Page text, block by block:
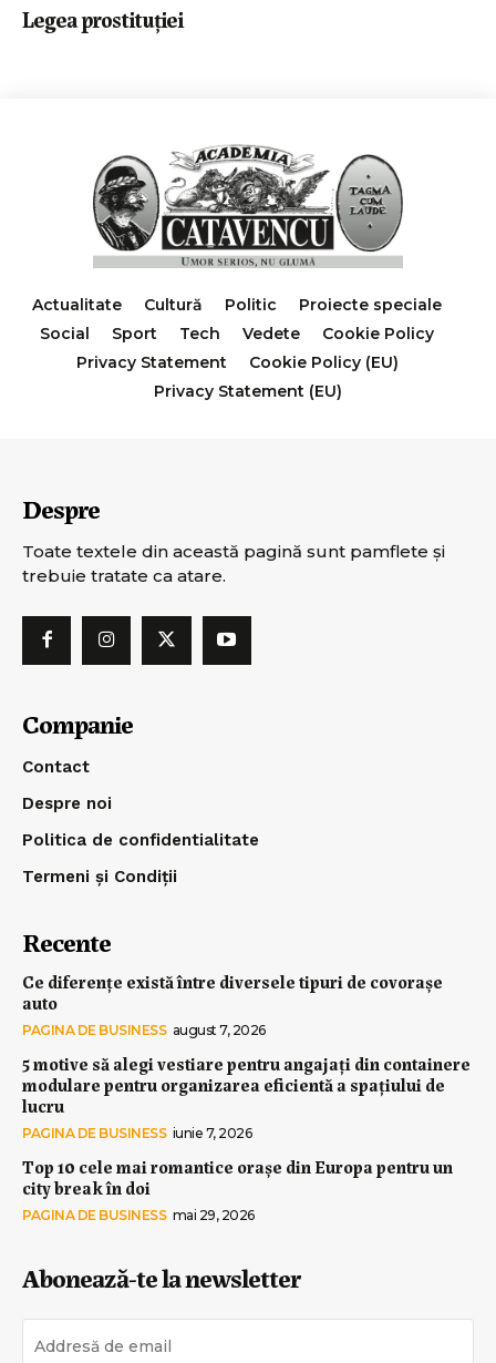
Legea prostituției
Actualitate Cultură Politic
Proiecte speciale
Social
Sport Tech Vedete
Cookie Policy
Privacy Statement
Cookie Policy (EU)
Privacy Statement (EU)
Despre
Toate textele din această pagină sunt pamflete şi
trebuie tratate ca atare.
Companie
Contact
Despre noi
Politica de confidentialitate
Termeni și Condiții
Recente
Ce diferențe există între diversele tipuri de covorașe
auto
PAGINA DE BUSINESS august 7, 2026
5 motive să alegi vestiare pentru angajați din containere
modulare pentru organizarea eficientă a spațiului de
lucru
PAGINA DE BUSINESS iunie 7, 2026
Top 10 cele mai romantice orașe din Europa pentru un
city break în doi
PAGINA DE BUSINESS mai 29, 2026
Abonează-te la newsletter